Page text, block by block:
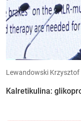
Lewandowski Krzysztof
Kalretikulina: